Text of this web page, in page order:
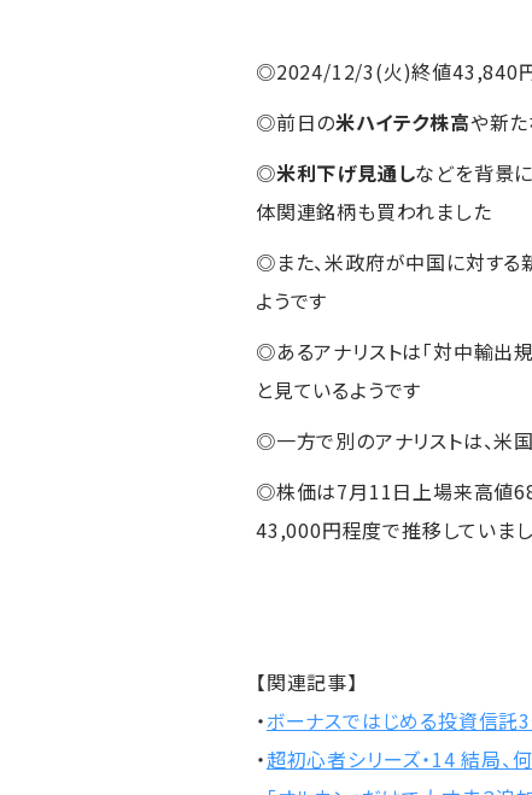
◎2024/12/3(火)終値43,840
◎前日の米ハイテク株高や新
◎米利下げ見通しなどを背景
体関連銘柄も買われました
◎また、米政府が中国に対する
ようです
◎あるアナリストは「対中輸出
と見ているようです
◎一方で別のアナリストは、米
◎株価は7月11日上場来高値
43,000円程度で推移していま
【関連記事】
・ボーナスではじめる投資信託
・超初心者シリーズ・14 結局、